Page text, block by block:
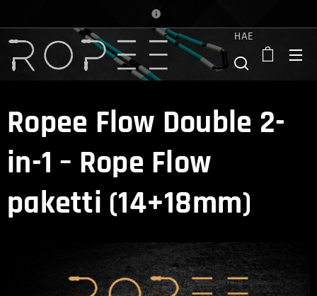
HAE
Ropee Flow Double 2-
in-1 – Rope Flow
paketti (14+18mm)